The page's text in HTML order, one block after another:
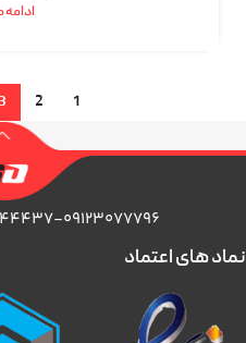
1
2
3
۰۲۱۸۸۵۴۰۲۱۴-
نماد های اعتماد